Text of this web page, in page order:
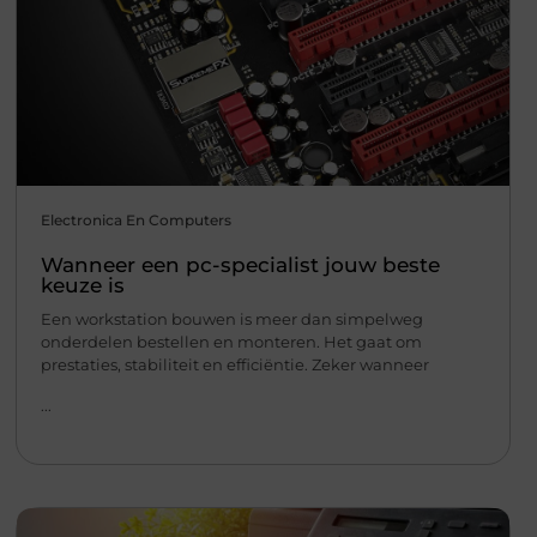
Electronica En Computers
Wanneer een pc-specialist jouw beste
keuze is
Een workstation bouwen is meer dan simpelweg
onderdelen bestellen en monteren. Het gaat om
prestaties, stabiliteit en efficiëntie. Zeker wanneer